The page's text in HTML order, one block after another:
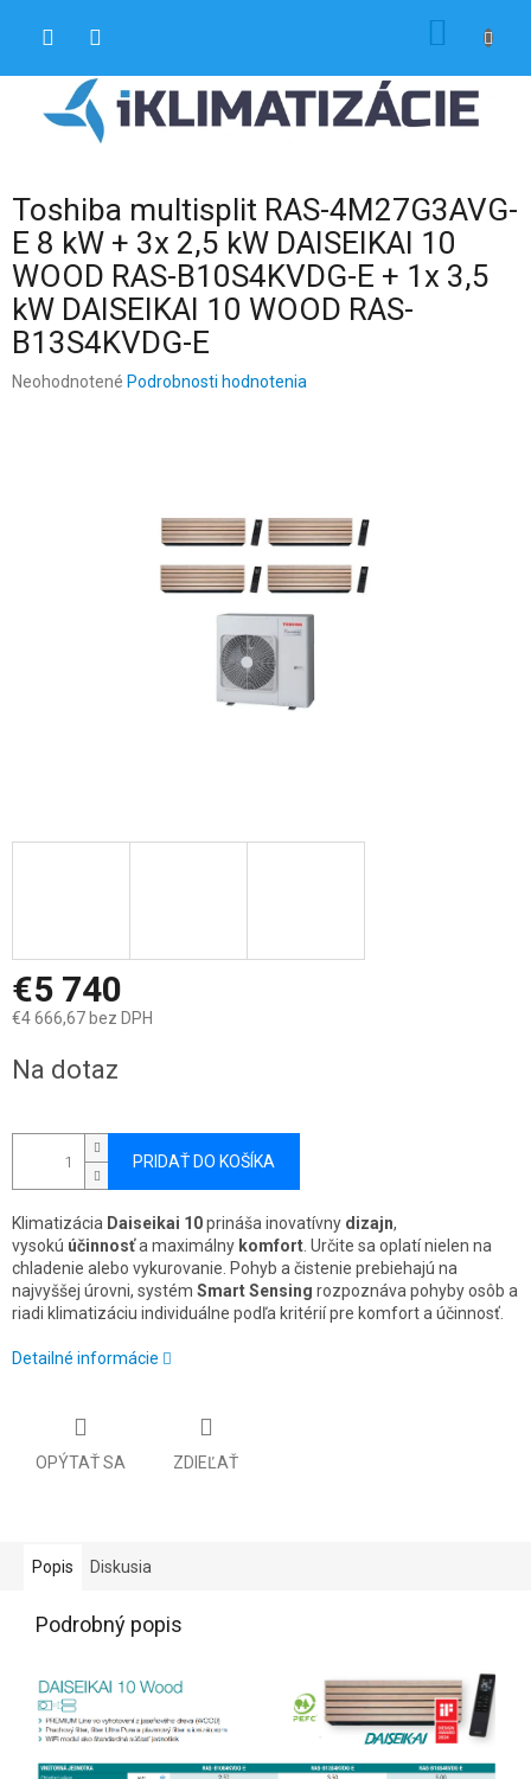
Toshiba multisplit RAS-4M27G3AVG-
E 8 kW + 3x 2,5 kW DAISEIKAI 10
WOOD RAS-B10S4KVDG-E + 1x 3,5
kW DAISEIKAI 10 WOOD RAS-
B13S4KVDG-E
Priemerné
Neohodnotené Podrobnosti hodnotenia
€5 740
€4 666,67 bez DPH
cena:
Na dotaz
PRIDAŤ DO KOŠÍKA
Klimatizácia Daiseikai 10prináša inovatívny dizajn,
vysokú účinnosťa maximálny komfort. Určite sa oplatí nielen na
chladenie alebo vykurovanie. Pohyb a čistenie prebiehajú na
najvyššej úrovni, systém Smart Sensing rozpoznáva pohyby osôb a
riadi klimatizáciu individuálne podľa kritérií pre komfort a účinnosť.
Detailné informácie
OPÝTAŤ SA ZDIEĽAŤ
Popis Diskusia
Podrobný popis